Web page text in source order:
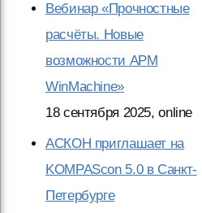
Вебинар «Прочностные
расчёты. Новые
возможности APM
WinMachine»
18 сентября 2025, online
АСКОН приглашает на
KOMPAScon 5.0 в Санкт-
Петербурге